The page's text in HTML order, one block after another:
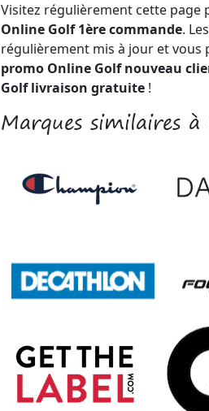
Visitez régulièrement cette page
Online Golf 1ère commande.
régulièrement mis à jour et
promo Online Golf nouveau
Golf livraison gratuite !
Marques similaires